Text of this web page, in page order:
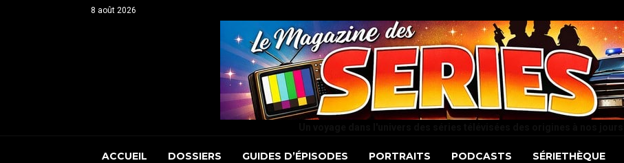
8 août 2026
ACCUEIL DOSSIERS GUIDES D’ÉPISODES PORTRAITS PODCASTS SÉRIETHÈQUE